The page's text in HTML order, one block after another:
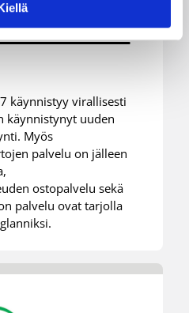
27 lisenssit
käynnistyy virallisesti
käynnistynyt uuden
Myös
palvelu on jälleen
ostopalvelu sekä
palvelu ovat tarjolla